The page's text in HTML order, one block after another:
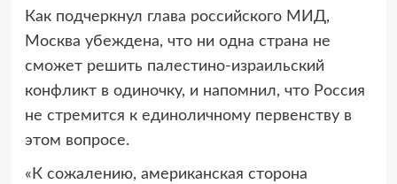
Как подчеркнул глава российского МИД,
Москва убеждена, что ни одна страна не
сможет решить палестино-израильский
конфликт в одиночку, и напомнил, что Россия
не стремится к единоличному первенству в
этом вопросе.
«К сожалению, американская сторона